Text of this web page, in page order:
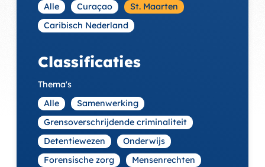
Alle Curaçao
St. Maarten
Caribisch Nederland
Classificaties
Thema's
Alle
Samenwerking
Grensoverschrijdende criminaliteit
Detentiewezen
Onderwijs
Forensische zorg
Mensenrechten